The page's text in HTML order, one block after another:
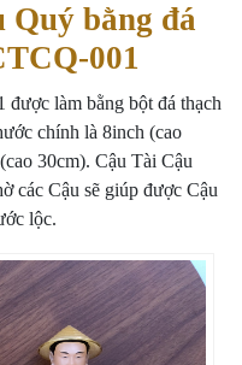
Quý bằng đá
001
làm bằng bột đá thạch
chính là 8inch (cao
30cm). Cậu Tài Cậu
các Cậu sẽ giúp được Cậu
lộc.